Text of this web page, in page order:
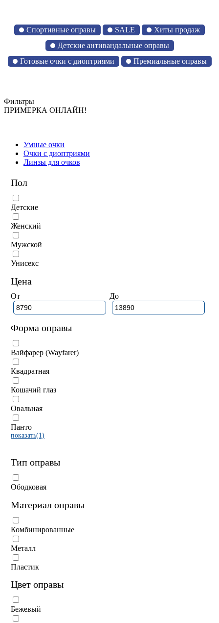
Спортивные оправы SALE
Хиты продаж
Детские антивандальные оправы
Готовые очки с диоптриями
Премиальные оправы
Фильтры
ПРИМЕРКА ОНЛАЙН!
Умные очки
Очки с диоптриями
Линзы для очков
Пол
Детские
Женский
Мужской
Унисекс
Цена
От До
Форма оправы
Вайфарер (Wayfarer)
Квадратная
Кошачий глаз
Овальная
Панто
показать(1)
Тип оправы
Ободковая
Материал оправы
Комбинированные
Металл
Пластик
Цвет оправы
Бежевый